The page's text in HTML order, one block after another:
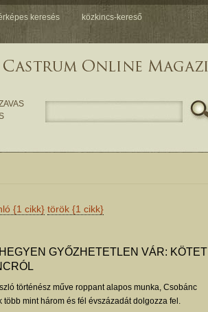
keresés közkincs-kereső
{1 cikk} török {1 cikk}
GYŐZHETETLEN VÁR: KÖTET
történész műve roppant alapos munka, Csobánc
több mint három és fél évszázadát dolgozza fel.